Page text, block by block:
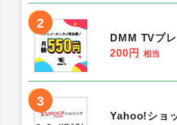
2
DMM TVプ
200円 相当
3
Yahoo!ショ